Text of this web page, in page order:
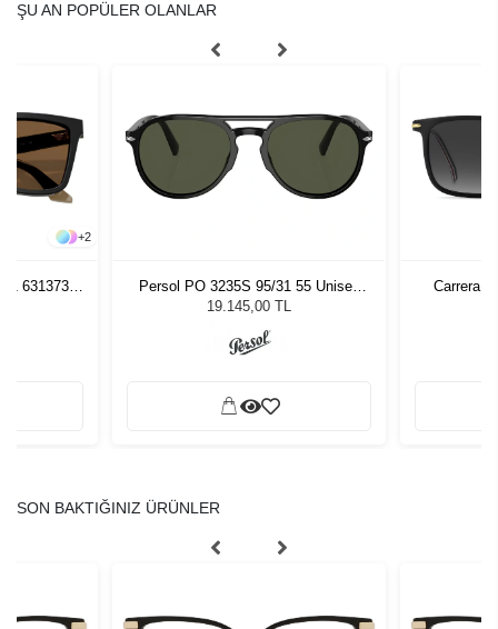
ŞU AN POPÜLER OLANLAR
+2
631373
Persol PO 3235S 95/31 55 Unisex
Güneş Gözlüğü
19.145,00 TL
Carrera
SON BAKTIĞINIZ ÜRÜNLER